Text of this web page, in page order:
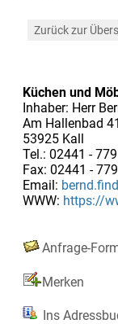
Zurück zur
Küchen und
Inhaber: Herr
Am Hallenbad 41
53925 Kall
Tel.: 02441 -
Fax: 02441 -
Email:
WWW: https://
Anfrage-
Merken
Ins